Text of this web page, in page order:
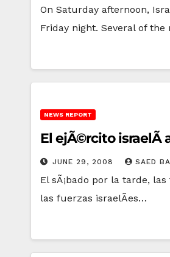
On Saturday afternoon,
Friday night. Several of
NEWS REPORT
El ejÃ©rcito israelÃ­
JUNE 29, 2008 SAED
El sÃ¡bado por la tarde,
las fuerzas israelÃ­es…